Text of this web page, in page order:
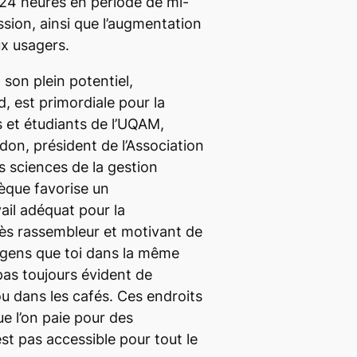
ainsi que l’augmentation
usagers.
son plein potentiel,
est primordiale pour la
étudiants de l’UQAM,
président de l’Association
sciences de la gestion
favorise un
adéquat pour la
rassembleur et motivant de
que toi dans la même
toujours évident de
dans les cafés. Ces endroits
l’on paie pour des
pas accessible pour tout le